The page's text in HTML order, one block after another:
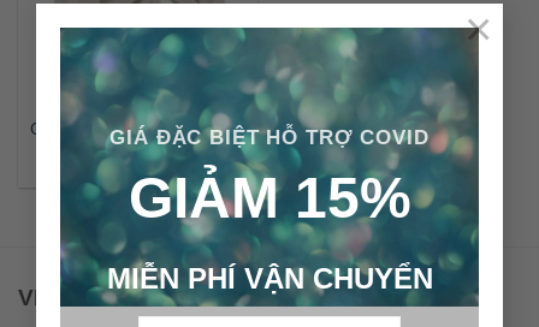
GIÁ ĐẶC BIỆT HỖ TRỢ COVID
GIẢM 15%
MIỄN PHÍ VẬN CHUYỂN
×
Gạch bông gió xi măng CTS
– BG109.1
VPĐD - CTY TNHH GẠCH BÔNG VIỆT NAM